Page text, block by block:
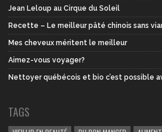
Jean Leloup au Cirque du Soleil
Recette – Le meilleur pâté chinois sans
Mes cheveux méritent le meilleur
Aimez-vous voyager?
Nettoyer québécois et bio c’est possible
TAGS